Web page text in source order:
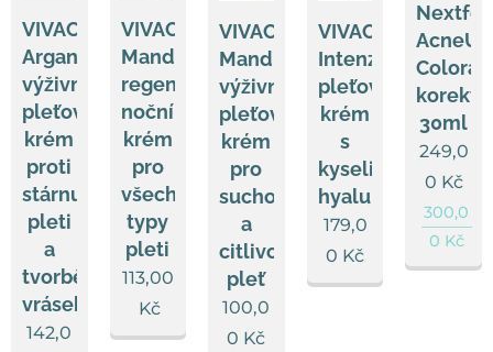
VIVACO
Arganový
výživný
pleťový
krém
proti
stárnutí
pleti
a
tvorbě
vrásek
142,0
VIVACO
Mandlový
regenerační
noční
krém
pro
všechny
typy
pleti
113,00
Kč
VIVACO
Mandlový
výživný
pleťový
krém
pro
suchou
a
citlivou
pleť
100,0
0 Kč
VIVACO
Intenzivní
pleťový
krém
s
kyselinou
hyaluronovou
179,0
0 Kč
AcneUP
30ml
249,0
0 Kč
300,0
0 Kč